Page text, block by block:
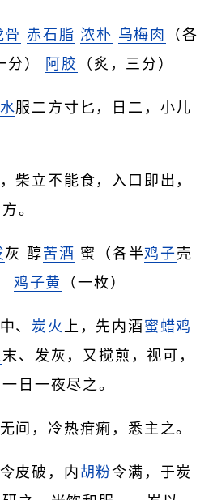
骨 赤石脂 浓朴 乌梅肉
（各
分） 阿胶 （炙，三分）
服二方寸匕，日二，小儿
柴立不能食，入口即出，
。
灰 醇苦酒 蜜（各半鸡子壳
鸡子黄 （一枚）
、炭火 上，先内酒 蜜蜡鸡
末、发灰，又搅煎，视可，
日一夜尽之。
间，冷热疳痢，悉主之。
皮破，内胡粉令满，于炭